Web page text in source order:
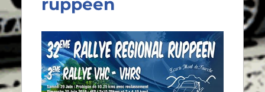
ruppéen